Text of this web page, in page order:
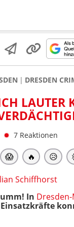
DRESDEN
LAUTER
7 Reaktionen
😱 🔥 😥
Schiffhorst
In